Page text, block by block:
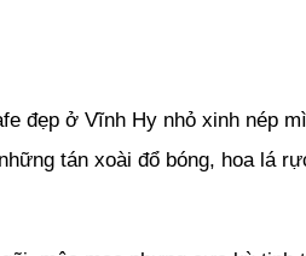
đẹp ở Vĩnh Hy nhỏ xinh nép
tán xoài đổ bóng, hoa lá